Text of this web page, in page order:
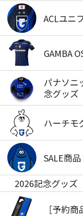
ACLユニ
GAMBA
パナソニ
念グッズ
ハーチモ
SALE商品
2026記念グッズ
［予約